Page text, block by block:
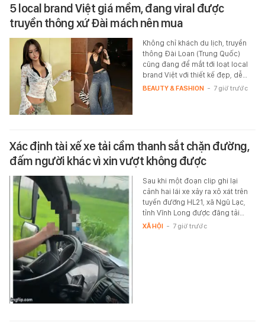
5 local brand Việt giá mềm, đang viral được
truyền thông xứ Đài mách nên mua
Không chỉ khách du lịch, truyền
thông Đài Loan (Trung Quốc)
cũng đang để mắt tới loạt local
brand Việt với thiết kế đẹp, dễ…
BEAUTY & FASHION - 7 giờ trước
Xác định tài xế xe tải cầm thanh sắt chặn đường,
đấm người khác vì xin vượt không được
Sau khi một đoạn clip ghi lại
cảnh hai lái xe xảy ra xô xát trên
tuyến đường HL21, xã Ngũ Lạc,
tỉnh Vĩnh Long được đăng tải…
XÃ HỘI - 7 giờ trước